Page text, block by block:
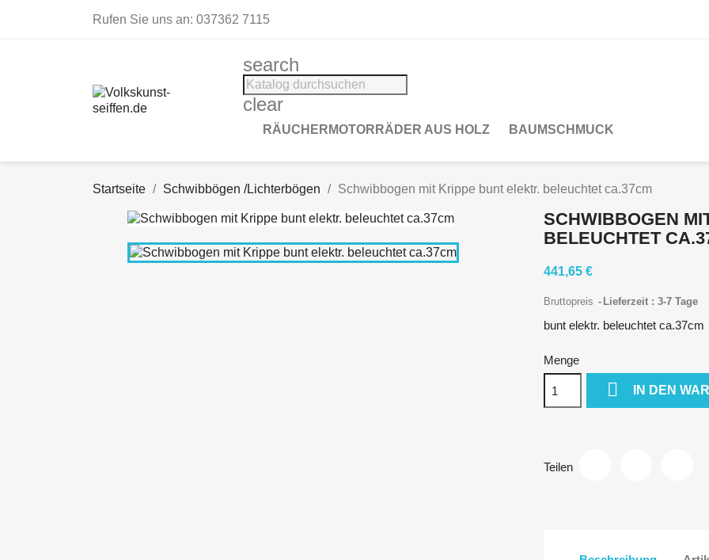
Rufen Sie uns an: 037362 7115
search
clear
RÄUCHERMOTORRÄDER AUS HOLZ BAUMSCHMUCK
Startseite Schwibbögen /Lichterbögen Schwibbogen mit Krippe bunt elektr. beleuchtet ca.37cm
SCHWIBBOGEN
BELEUCHTET
441,65 €
Bruttopreis Lieferzeit : 3-7 Tage
bunt elektr. beleuchtet ca.37cm
Menge
 IN DEN
Teilen